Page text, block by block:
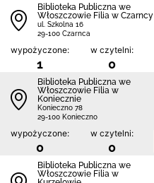
Biblioteka Publiczna we
Włoszczowie Filia w Czarncy
ul. Szkolna 16
29-100 Czarnca
wypożyczone:
1
w czytelni:
0
Biblioteka Publiczna we
Włoszczowie Filia w
Koniecznie
Konieczno 78
29-100 Konieczno
wypożyczone:
0
w czytelni:
0
Biblioteka Publiczna we
Włoszczowie Filia w